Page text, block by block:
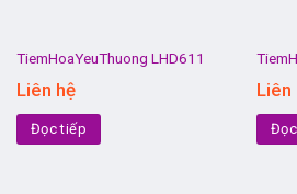
TiemHoaYeuThuong LHD611
Liên hệ
Đọc tiếp
Liên